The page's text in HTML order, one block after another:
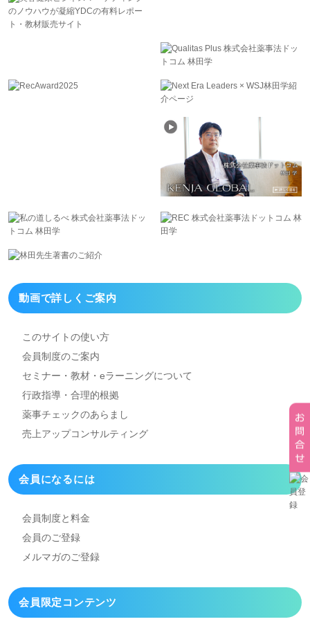
動画で詳しくご案内
このサイトの使い方
会員制度のご案内
セミナー・教材・eラーニングについて
行政指導・合理的根拠
薬事チェックのあらまし
売上アップコンサルティング
会員になるには
会員制度と料金
会員のご登録
メルマガのご登録
会員限定コンテンツ